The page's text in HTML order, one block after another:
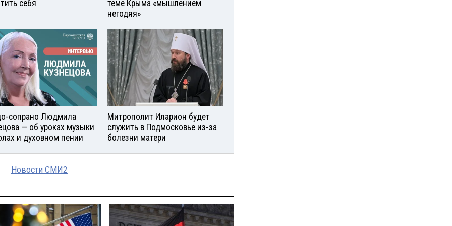
себя
теме Крыма «мышлением
негодяя»
сопрано Людмила
— об уроках музыки
и духовном пении
Митрополит Иларион будет
служить в Подмосковье из-за
болезни матери
Новости СМИ2